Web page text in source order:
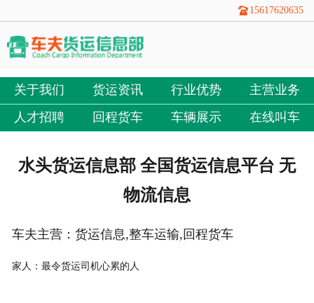
15617620635
关于我们 货运资讯 行业优势
主营业务
人才招聘
回程货车 车辆展示 在线叫车
水头货运信息部 全国货运信息平台 无
物流信息
车夫主营：货运信息,整车运输,回程货车
家人：最令货运司机心累的人